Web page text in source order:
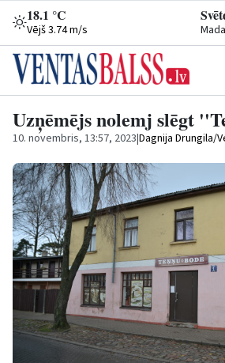
18.1 °C
Vējš 3.74 m/s
Uzņēmējs nolemj slēgt
10. novembris, 13:57, 2023|Dagnija Drungila/